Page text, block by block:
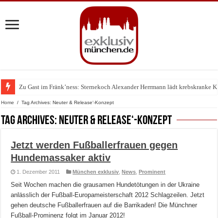
Zu Gast im Fränk’ness: Sternekoch Alexander Herrmann lädt krebskranke
Warum München gerade zum Treffpunkt der Lingerie-Branche wurde
Home / Tag Archives: Neuter & Release‘-Konzept
Tag Archives: Neuter & Release‘-Konzept
Jetzt werden Fußballerfrauen gegen
Hundemassaker aktiv
1. Dezember 2011 München exklusiv ,News ,Prominent
Seit Wochen machen die grausamen Hundetötungen in der Ukraine
anlässlich der Fußball-Europameisterschaft 2012 Schlagzeilen. Jetzt
gehen deutsche Fußballerfrauen auf die Barrikaden! Die Münchner
Fußball-Prominenz folgt im Januar 2012!